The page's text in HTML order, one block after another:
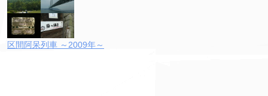
区間阿呆列車 ～2009年～